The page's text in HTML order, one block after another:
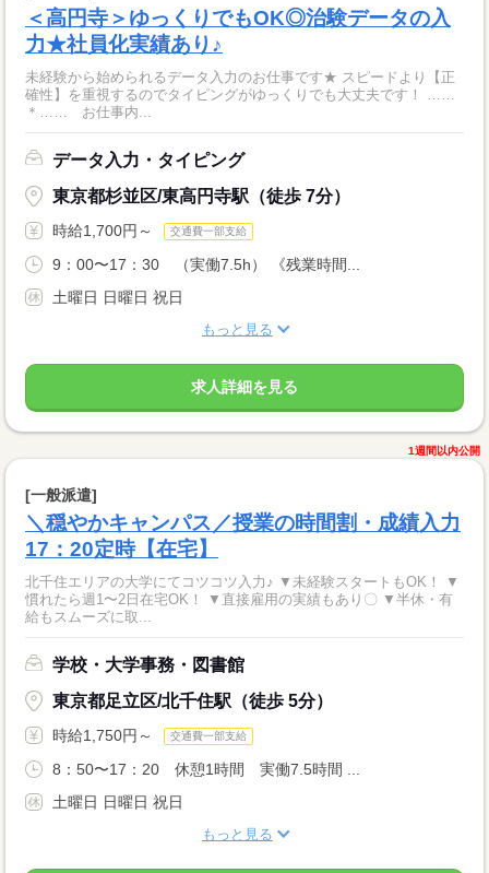
＜高円寺＞ゆっくりでもOK◎治験データの入
力★社員化実績あり♪
未経験から始められるデータ入力のお仕事です★ スピードより【正
確性】を重視するのでタイピングがゆっくりでも大丈夫です！ ……
＊…… お仕事内...
データ入力・タイピング
東京都杉並区/東高円寺駅（徒歩 7分）
時給1,700円～ 交通費一部支給
9：00〜17：30 （実働7.5h） 《残業時間...
土曜日 日曜日 祝日
もっと見る
求人詳細を見る
1週間以内公開
[一般派遣]
＼穏やかキャンパス／授業の時間割・成績入力
17：20定時【在宅】
北千住エリアの大学にてコツコツ入力♪ ▼未経験スタートもOK！ ▼
慣れたら週1〜2日在宅OK！ ▼直接雇用の実績もあり〇 ▼半休・有
給もスムーズに取...
学校・大学事務・図書館
東京都足立区/北千住駅（徒歩 5分）
時給1,750円～ 交通費一部支給
8：50〜17：20 休憩1時間 実働7.5時間 ...
土曜日 日曜日 祝日
もっと見る